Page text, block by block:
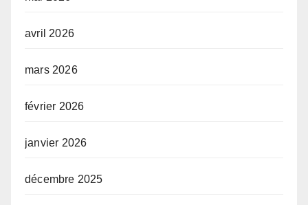
avril 2026
mars 2026
février 2026
janvier 2026
décembre 2025